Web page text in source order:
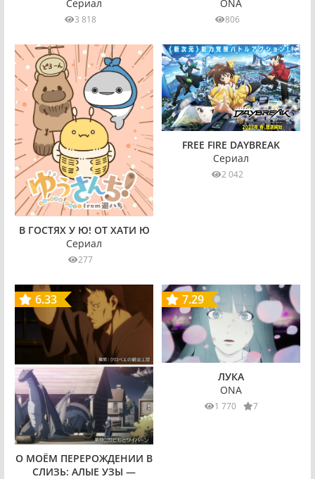
Сериал
3 818
ONA
806
В ГОСТЯХ У Ю! ОТ ХАТИ Ю
Сериал
277
FREE FIRE DAYBREAK
Сериал
2 042
6.33
О МОЁМ ПЕРЕРОЖДЕНИИ В
СЛИЗЬ: АЛЫЕ УЗЫ —
7.29
ЛУКА
ONA
1 770 7